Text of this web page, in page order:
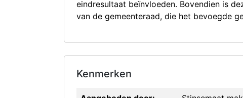
eindresultaat beïnvloeden. Bovendien is
van de gemeenteraad, die het bevoegde
Kenmerken